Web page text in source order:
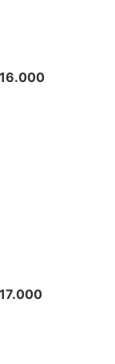
16.000